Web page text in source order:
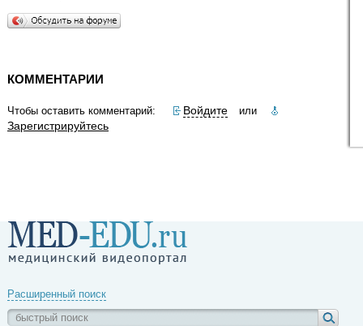
КОММЕНТАРИИ
Чтобы оставить комментарий: Войдите или
Зарегистрируйтесь
Расширенный поиск